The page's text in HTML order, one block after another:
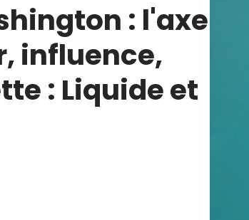
: l'axe
influence,
: Liquide et